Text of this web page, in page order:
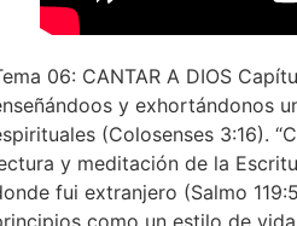
06: CANTAR A DIOS
y exhortándonos
(Colosenses 3:16).
y meditación de la
fui extranjero (Salmo
como un estilo de